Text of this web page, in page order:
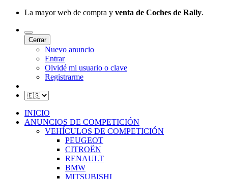
La mayor web de compra y venta de Coches de Rally.
Cerrar
Nuevo anuncio
Entrar
Olvidé mi usuario o clave
Registrarme
INICIO
ANUNCIOS DE COMPETICIÓN
VEHÍCULOS DE COMPETICIÓN
PEUGEOT
CITROËN
RENAULT
BMW
MITSUBISHI